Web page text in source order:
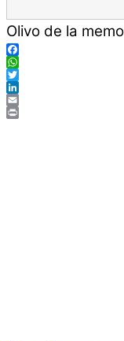
Olivo de la
Facebook
WhatsApp
Twitter
LinkedIn
Email
Print